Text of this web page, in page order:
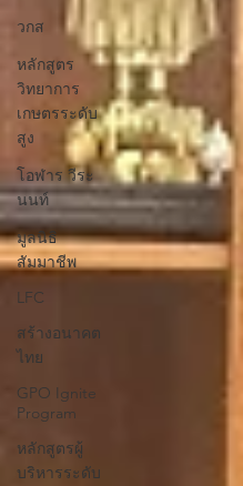
วกส
หลักสูตร
วิทยาการ
เกษตรระดับ
สูง
โอฬาร วีระ
นนท์
มูลนิธิ
สัมมาชีพ
LFC
สร้างอนาคต
ไทย
GPO Ignite
Program
หลักสูตรผู้
บริหารระดับ